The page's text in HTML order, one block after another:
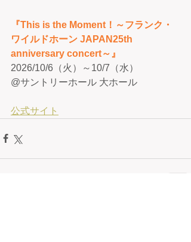
『This is the Moment！～フランク・
ワイルドホーン JAPAN25th
anniversary concert～』
2026/10/6（火）～10/7（水）
@サントリーホール 大ホール
公式サイト